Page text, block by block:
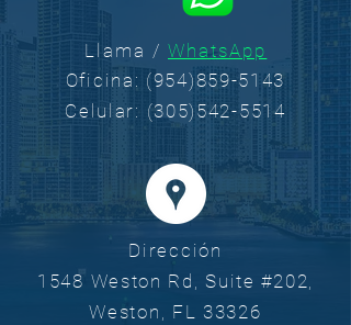
Llama / WhatsApp
Oficina: (954)859-5143
Celular: (305)542-5514
Dirección
1548 Weston Rd, Suite #202,
Weston, FL 33326